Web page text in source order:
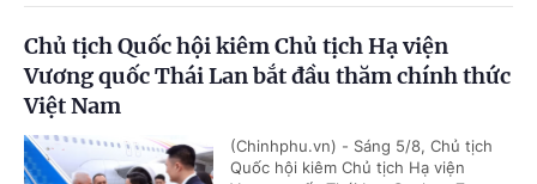
Chủ tịch Quốc hội kiêm Chủ tịch Hạ viện
Vương quốc Thái Lan bắt đầu thăm chính thức
Việt Nam
(Chinhphu.vn) - Sáng 5/8, Chủ tịch
Quốc hội kiêm Chủ tịch Hạ viện